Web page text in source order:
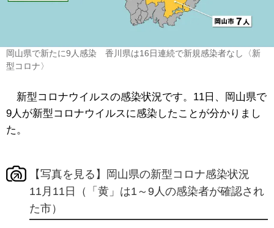
岡山県で新たに9人感染 香川県は16日連続で新規感染者なし〈新
型コロナ〉
新型コロナウイルスの感染状況です。11日、岡山県で
9人が新型コロナウイルスに感染したことが分かりまし
た。
【写真を見る】岡山県の新型コロナ感染状況
11月11日（「黄」は1～9人の感染者が確認され
た市）